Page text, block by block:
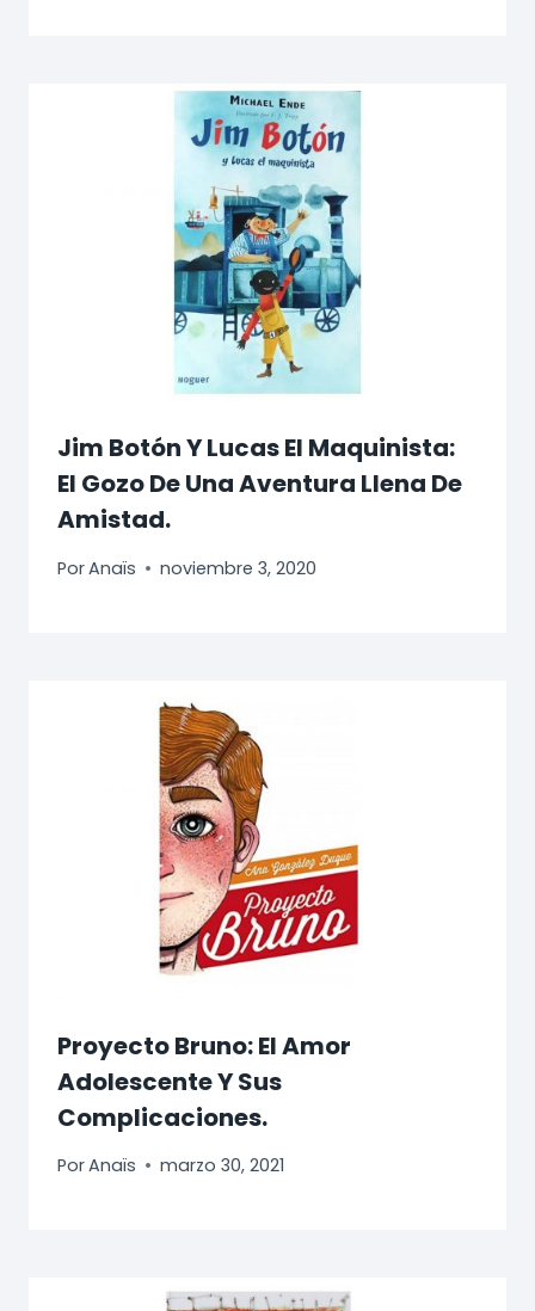
Jim Botón Y Lucas El Maquinista:
El Gozo De Una Aventura Llena De
Amistad.
PorAnaïs noviembre 3, 2020
Proyecto Bruno: El Amor
Adolescente Y Sus
Complicaciones.
PorAnaïs marzo 30, 2021